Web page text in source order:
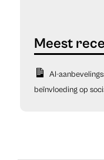
AI-
beïnvloeding op